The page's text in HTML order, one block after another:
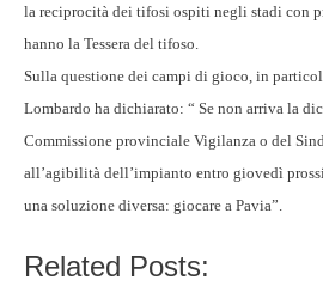
la reciprocità dei tifosi ospiti negli stadi con
hanno la Tessera del tifoso.
Sulla questione dei campi di gioco, in
Lombardo ha dichiarato: “ Se non arriva la
Commissione provinciale Vigilanza o del
all’agibilità dell’impianto entro giovedì
una soluzione diversa: giocare a Pavia”.
Related Posts: